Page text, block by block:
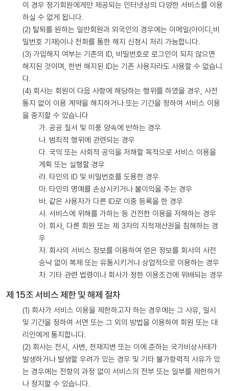
이 경우 정기회원에게만 제공되는 인터넷상의 다양한 서비스를 이용
하실 수 없게 됩니다.
(2) 탈퇴를 원하는 일반회원과 외국인의 경우에는 이메일(아이디,비
밀번호 기재)이나 전화를 통한 해지 신청시 처리 가능합니다.
(3) 가입해지 여부는 기존의 ID, 비밀번호로 로그인이 되지 않으면
해지된 것이며, 한번 해지된 ID는 기존 사용자라도 사용할 수 없습니
다.
(4) 회사는 회원이 다음 사항에 해당하는 행위를 하였을 경우, 사전
통지 없이 이용 계약을 해지하거나 또는 기간을 정하여 서비스 이용
을 중지할 수 있습니다
가. 공공 질서 및 미풍 양속에 반하는 경우
나. 범죄적 행위에 관련되는 경우
다. 국익 또는 사회적 공익을 저해할 목적으로 서비스 이용을
계획 또는 실행할 경우
라. 타인의 ID 및 비밀번호를 도용한 경우
마. 타인의 명예를 손상시키거나 불이익을 주는 경우
바. 같은 사용자가 다른 ID로 이중 등록을 한 경우
사. 서비스에 위해를 가하는 등 건전한 이용을 저해하는 경우
아. 회사, 다른 회원 또는 제 3자의 지적재산권을 침해하는 경
우
자. 회사의 서비스 정보를 이용하여 얻은 정보를 회사의 사전
승낙 없이 복제 또는 유통시키거나 상업적으로 이용하는 경우
차. 기타 관련 법령이나 회사가 정한 이용조건에 위배되는 경우
제 15조 서비스 제한 및 해제 절차
(1) 회사가 서비스 이용을 제한하고자 하는 경우에는 그 사유, 일시
및 기간을 정하여 서면 또는 그 외의 방법을 이용하여 회원 또는 대
리인에게 통지합니다.
(2) 회사는 전시, 사변, 천재지변 또는 이에 준하는 국가비상사태가
발생하거나 발생할 우려가 있는 경우 및 기타 불가항력적 사유가 있
는 경우에는 전항의 과정 없이 서비스의 전부 또는 일부를 제한하거
나 정지할 수 있습니다.